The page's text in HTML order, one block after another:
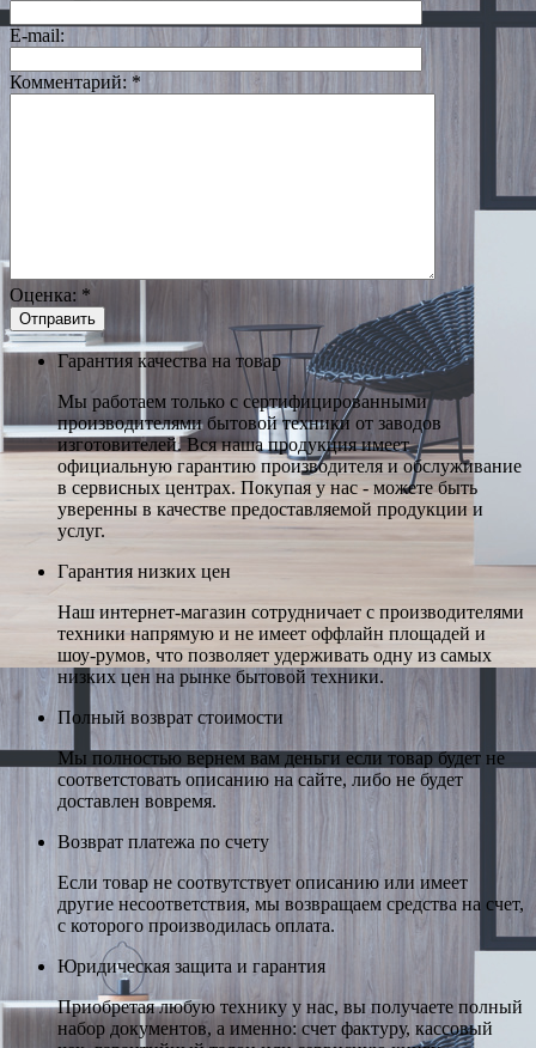
E-mail:
Комментарий: *
Оценка: *
Гарантия качества на товар
Мы работаем только с сертифицированными
производителями бытовой техники от заводов
изготовителей. Вся наша продукция имеет
официальную гарантию производителя и обслуживание
в сервисных центрах. Покупая у нас - можете быть
уверенны в качестве предоставляемой продукции и
услуг.
Гарантия низких цен
Наш интернет-магазин сотрудничает с производителями
техники напрямую и не имеет оффлайн площадей и
шоу-румов, что позволяет удерживать одну из самых
низких цен на рынке бытовой техники.
Полный возврат стоимости
Мы полностью вернем вам деньги если товар будет не
соответстовать описанию на сайте, либо не будет
доставлен вовремя.
Возврат платежа по счету
Если товар не соотвутствует описанию или имеет
другие несоответствия, мы возвращаем средства на счет,
с которого производилась оплата.
Юридическая защита и гарантия
Приобретая любую технику у нас, вы получаете полный
набор документов, а именно: счет фактуру, кассовый